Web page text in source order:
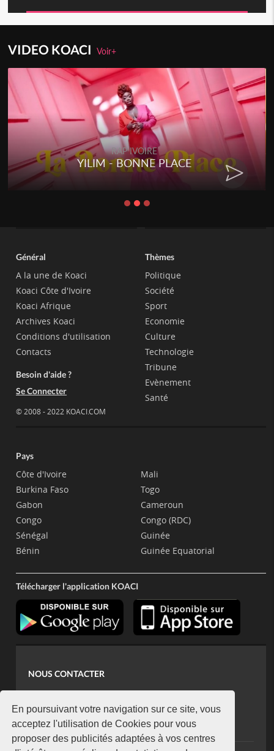
En poursuivant votre navigation sur ce site, vous
acceptez l'utilisation de Cookies pour vous
proposer des publicités adaptées à vos centres
VIDEO KOACIVoir+
RAP IVOIRE
YILIM - BONNE PLACE
Général
A la une de Koaci
Koaci Côte d'Ivoire
Koaci Afrique
Archives Koaci
Conditions d'utilisation
Contacts
Besoin d'aide ?
Se Connecter
© 2008 - 2022 KOACI.COM
Thèmes
Politique
Société
Sport
Economie
Culture
Technologie
Tribune
Evènement
Santé
Pays
Côte d'Ivoire
Burkina Faso
Gabon
Congo
Sénégal
Bénin
Mali
Togo
Cameroun
Congo (RDC)
Guinée
Guinée Equatorial
Télécharger l'application KOACI
NOUS CONTACTER
koaci@yahoo.fr
+225 07 08 85 52 93